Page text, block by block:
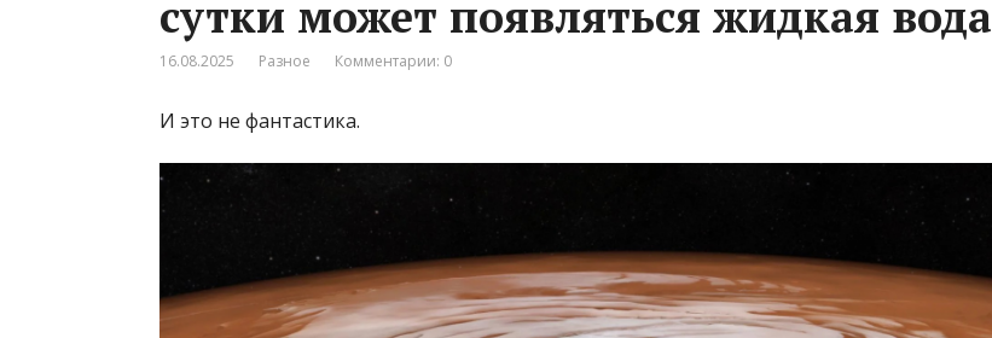
сутки может появляться жидкая вода
16.08.2025 Разное Комментарии: 0
И это не фантастика.